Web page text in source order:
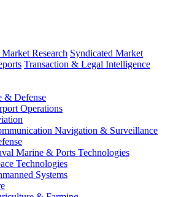
Research Syndicated Market
Transaction & Legal Intelligence
& Defense
Operations
Navigation & Surveillance
Marine & Ports Technologies
Technologies
Systems